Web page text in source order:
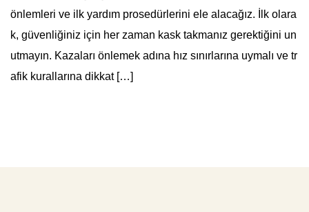
önlemleri ve ilk yardım prosedürlerini ele alacağız. İlk olara
k, güvenliğiniz için her zaman kask takmanız gerektiğini un
utmayın. Kazaları önlemek adına hız sınırlarına uymalı ve tr
afik kurallarına dikkat […]